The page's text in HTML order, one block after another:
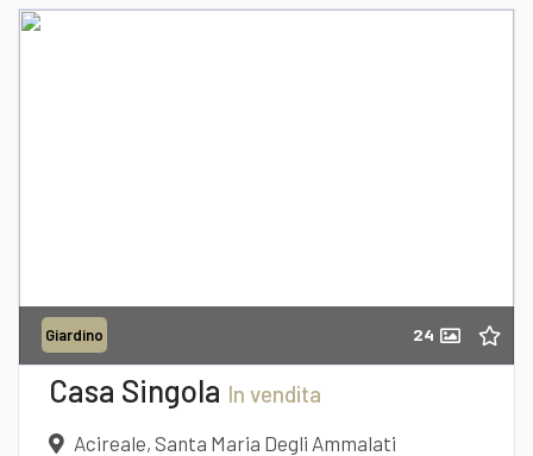
Giardino 24
Casa Singola In vendita
Acireale, Santa Maria Degli Ammalati